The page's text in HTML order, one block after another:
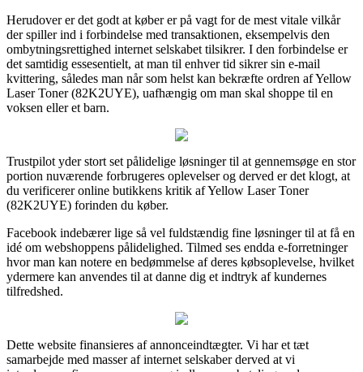
Herudover er det godt at køber er på vagt for de mest vitale vilkår
der spiller ind i forbindelse med transaktionen, eksempelvis den
ombytningsrettighed internet selskabet tilsikrer. I den forbindelse er
det samtidig essesentielt, at man til enhver tid sikrer sin e-mail
kvittering, således man når som helst kan bekræfte ordren af Yellow
Laser Toner (82K2UYE), uafhængig om man skal shoppe til en
voksen eller et barn.
Trustpilot yder stort set pålidelige løsninger til at gennemsøge en stor
portion nuværende forbrugeres oplevelser og derved er det klogt, at
du verificerer online butikkens kritik af Yellow Laser Toner
(82K2UYE) forinden du køber.
Facebook indebærer lige så vel fuldstændig fine løsninger til at få en
idé om webshoppens pålidelighed. Tilmed ses endda e-forretninger
hvor man kan notere en bedømmelse af deres købsoplevelse, hvilket
ydermere kan anvendes til at danne dig et indtryk af kundernes
tilfredshed.
Dette website finansieres af annonceindtægter. Vi har et tæt
samarbejde med masser af internet selskaber derved at vi